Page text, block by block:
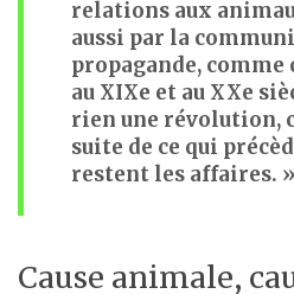
relations aux
aussi par la
propagande, comme
au XIXe et au XXe
rien une révolution,
suite de ce qui
restent les affaires. »
Cause animale,